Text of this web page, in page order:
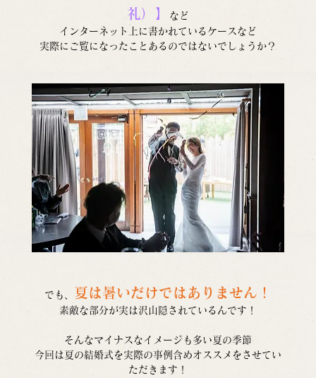
礼）】
など
インターネット上に書かれているケースなど
実際にご覧になったことあるのではないでしょうか？
でも、 夏は暑いだけではありません！
素敵な部分が実は沢山隠されているんです！
そんなマイナスなイメージも多い夏の季節
今回は夏の結婚式を実際の事例含めオススメをさせてい
ただきます！